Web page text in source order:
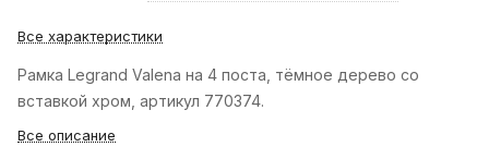
Все характеристики
Рамка Legrand Valena на 4 поста, тёмное дерево со
вставкой хром, артикул 770374.
Все описание